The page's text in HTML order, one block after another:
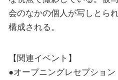
会のなかの個人が写しとら
構成される。
【関連イベント】
●オープニングレセプション